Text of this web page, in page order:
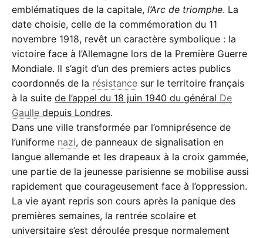
Tu iras honorer le Soldat Inconnu 17 h 30
Le 11 Novembre 1918 fut le jour d’une grande victoire
Le 11 Novembre 1940 sera le signal d’une plus grande
encore
Tous les étudiants sont solidaires pour que
Vive la France.“
Recopie ces lignes et diffuse-les. »
« Étudiant de France,
Le 11 Novembre est resté pour toi jour de
Fête Nationale
Malgré l’ordre des autorités opprimantes, il sera
Jour de Recueillement.
Tu n’assisteras à aucun cours
Tu iras honorer le Soldat Inconnu 17 h 30
Le 11 Novembre 1918 fut le jour d’une grande victoire
emblématiques de la capitale, l’Arc de triomphe. La
date choisie, celle de la commémoration du 11
novembre 1918, revêt un caractère symbolique : la
victoire face à l’Allemagne lors de la Première Guerre
Mondiale. Il s’agit d’un des premiers actes publics
coordonnés de la résistance sur le territoire français
à la suite de l’appel du 18 juin 1940 du général De
Gaulle depuis Londres.
Dans une ville transformée par l’omniprésence de
l’uniforme nazi, de panneaux de signalisation en
langue allemande et les drapeaux à la croix gammée,
une partie de la jeunesse parisienne se mobilise aussi
rapidement que courageusement face à l’oppression.
La vie ayant repris son cours après la panique des
premières semaines, la rentrée scolaire et
universitaire s’est déroulée presque normalement